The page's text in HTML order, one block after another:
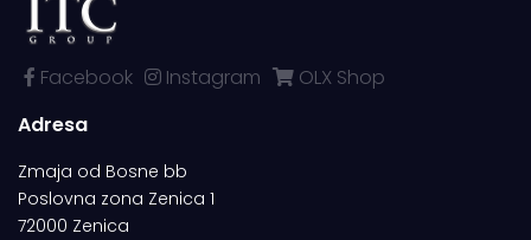
Facebook Instagram
OLX Shop
Adresa
Zmaja od Bosne bb
Poslovna zona Zenica 1
72000 Zenica